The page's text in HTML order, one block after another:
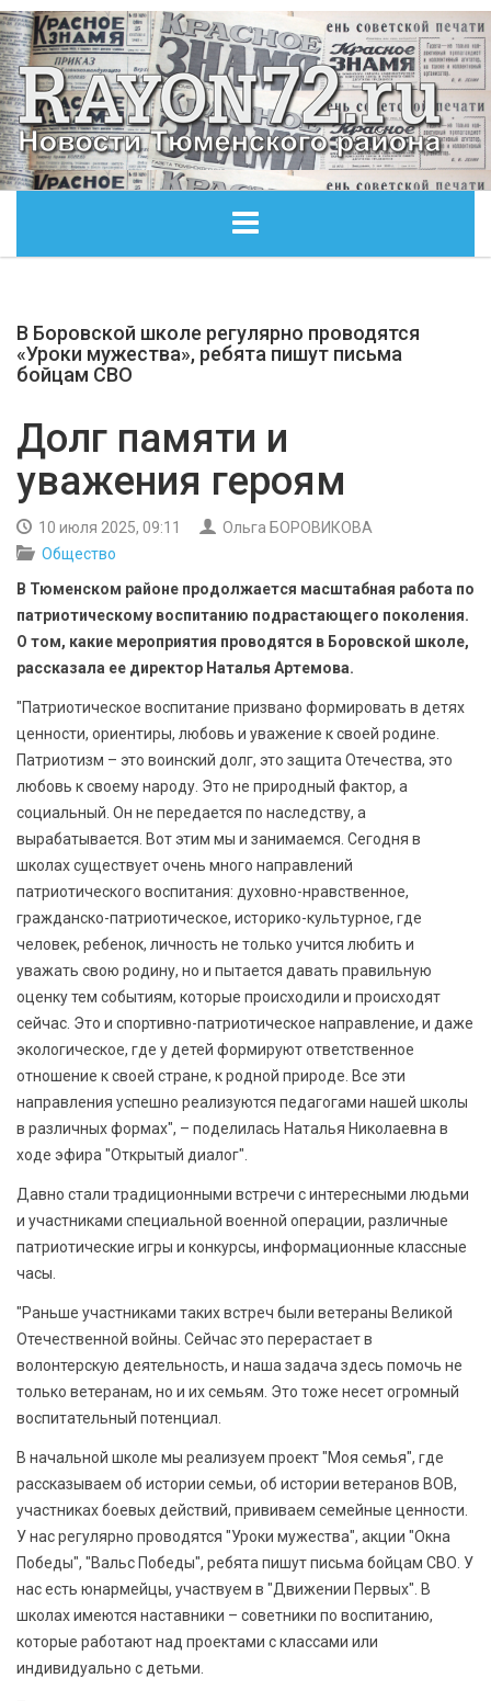
ОБЩЕСТВО
КУЛЬТУРА
СПОРТ
АРХИВ PDF
В Боровской школе регулярно проводятся
«Уроки мужества», ребята пишут письма
бойцам СВО
Долг памяти и
уважения героям
10 июля 2025, 09:11
Ольга БОРОВИКОВА
Общество
В Тюменском районе продолжается масштабная работа по
патриотическому воспитанию подрастающего поколения.
О том, какие мероприятия проводятся в Боровской школе,
рассказала ее директор Наталья Артемова.
"Патриотическое воспитание призвано формировать в детях
ценности, ориентиры, любовь и уважение к своей родине.
Патриотизм – это воинский долг, это защита Отечества, это
любовь к своему народу. Это не природный фактор, а
социальный. Он не передается по наследству, а
вырабатывается. Вот этим мы и занимаемся. Сегодня в
школах существует очень много направлений
патриотического воспитания: духовно-нравственное,
гражданско-патриотическое, историко-культурное, где
человек, ребенок, личность не только учится любить и
уважать свою родину, но и пытается давать правильную
оценку тем событиям, которые происходили и происходят
сейчас. Это и спортивно-патриотическое направление, и даже
экологическое, где у детей формируют ответственное
отношение к своей стране, к родной природе. Все эти
направления успешно реализуются педагогами нашей школы
в различных формах", – поделилась Наталья Николаевна в
ходе эфира "Открытый диалог".
Давно стали традиционными встречи с интересными людьми
и участниками специальной военной операции, различные
патриотические игры и конкурсы, информационные классные
часы.
"Раньше участниками таких встреч были ветераны Великой
Отечественной войны. Сейчас это перерастает в
волонтерскую деятельность, и наша задача здесь помочь не
только ветеранам, но и их семьям. Это тоже несет огромный
воспитательный потенциал.
В начальной школе мы реализуем проект "Моя семья", где
рассказываем об истории семьи, об истории ветеранов ВОВ,
участниках боевых действий, прививаем семейные ценности.
У нас регулярно проводятся "Уроки мужества", акции "Окна
Победы", "Вальс Победы", ребята пишут письма бойцам СВО. У
нас есть юнармейцы, участвуем в "Движении Первых". В
школах имеются наставники – советники по воспитанию,
которые работают над проектами с классами или
индивидуально с детьми.